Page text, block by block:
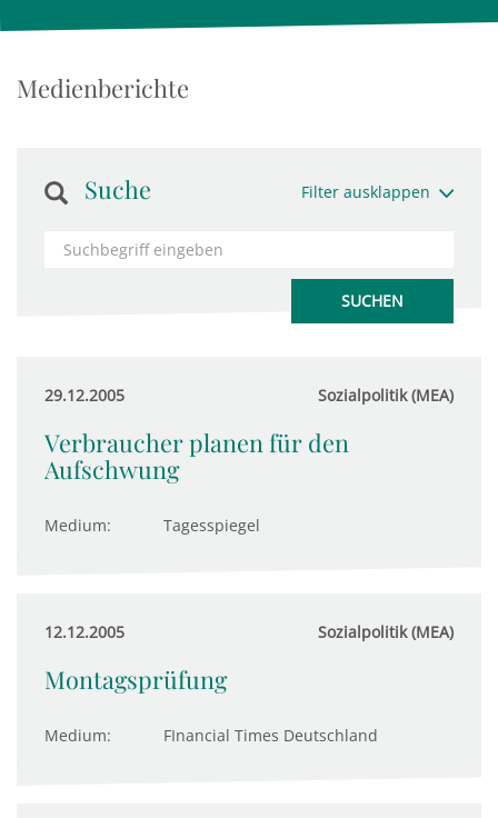
Medienberichte
Suche Filter ausklappen
29.12.2005 Sozialpolitik (MEA)
Verbraucher planen für den
Aufschwung
Medium: Tagesspiegel
12.12.2005 Sozialpolitik (MEA)
Montagsprüfung
Medium: FInancial Times Deutschland